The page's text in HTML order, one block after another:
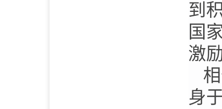
到
国
激
身